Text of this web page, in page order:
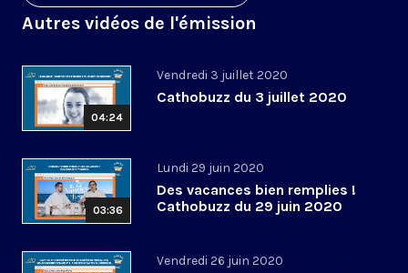
Autres vidéos de l'émission
04:24
Vendredi 3 juillet 2020
Cathobuzz du 3 juillet 2020
03:36
Lundi 29 juin 2020
Des vacances bien remplies !
Cathobuzz du 29 juin 2020
Vendredi 26 juin 2020